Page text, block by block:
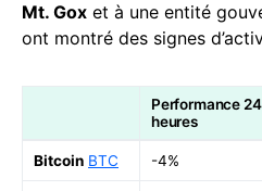
Mt. Gox et à une entité
ont montré des signes
Performance 24
heures
Bitcoin BTC -4%